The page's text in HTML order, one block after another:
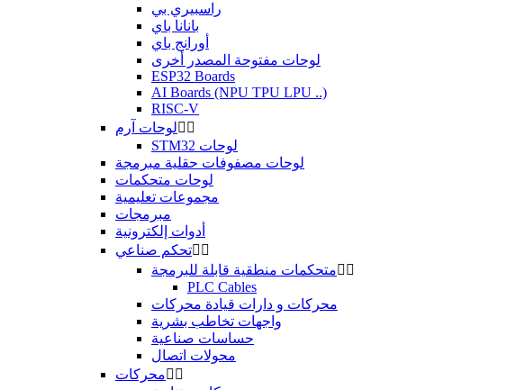
راسبيري بي
بانانا باي
أورانج باي
لوحات مفتوحة المصدر أخرى
ESP32 Boards
AI Boards (NPU TPU LPU ..)
RISC-V
لوحات آرم 
STM32 لوحات
لوحات مصفوفات حقلية مبرمجة
لوحات متحكمات
مجموعات تعليمية
مبرمجات
أدوات إلكترونية
تحكم صناعي 
متحكمات منطقية قابلة للبرمجة 
PLC Cables
محركات و دارات قيادة محركات
واجهات تخاطب بشرية
حساسات صناعية
محولات اتصال
محركات 